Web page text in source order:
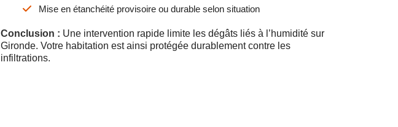
Mise en étanchéité provisoire ou durable selon situation
Conclusion : Une intervention rapide limite les dégâts liés à l’humidité sur
Gironde. Votre habitation est ainsi protégée durablement contre les
infiltrations.